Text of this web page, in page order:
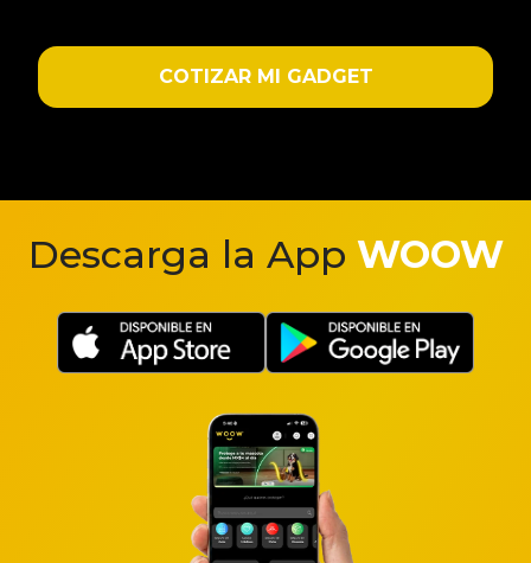
COTIZAR MI GADGET
Descarga la App WOOW